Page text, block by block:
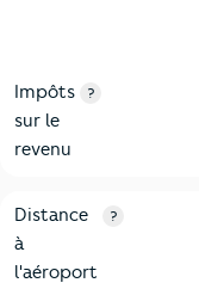
Impôts
sur le
revenu
?
3-Critères Marseille 14
Distance
à
l'aéroport
?